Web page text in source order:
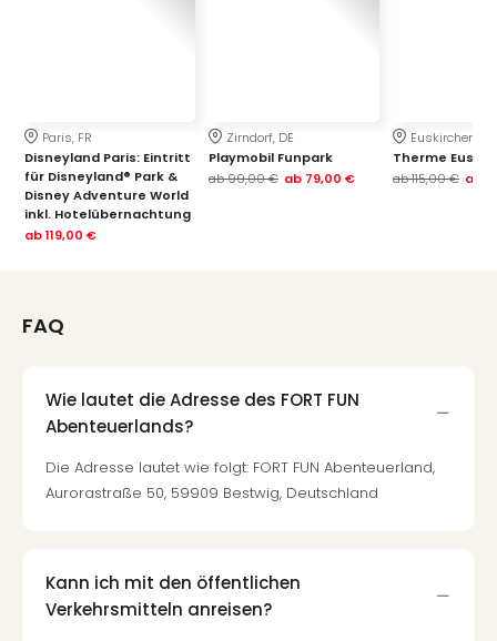
Paris, FR
Disneyland Paris: Eintritt
für Disneyland® Park &
Disney Adventure World
inkl. Hotelübernachtung
ab119,00 €
Zirndorf, DE
Playmobil Funpark
ab99,00 € ab 79,00 €
Euskirchen, DE
Therme
ab115,00 € ab
FAQ
Wie lautet die Adresse des FORT FUN
Abenteuerlands?
Die Adresse lautet wie folgt: FORT FUN Abenteuerland,
Aurorastraße 50, 59909 Bestwig, Deutschland
Kann ich mit den öffentlichen
Verkehrsmitteln anreisen?